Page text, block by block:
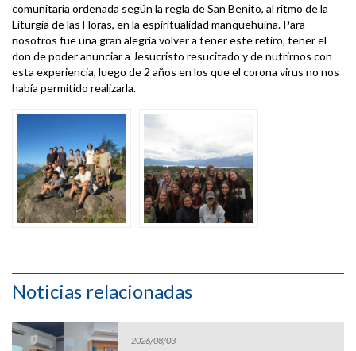
comunitaria ordenada según la regla de San Benito, al ritmo de la
Liturgia de las Horas, en la espiritualidad manquehuina. Para
nosotros fue una gran alegría volver a tener este retiro, tener el
don de poder anunciar a Jesucristo resucitado y de nutrirnos con
esta experiencia, luego de 2 años en los que el corona virus no nos
había permitido realizarla.
Noticias relacionadas
2026/08/03